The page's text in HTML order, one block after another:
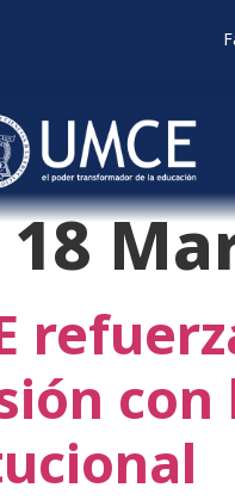
18
con